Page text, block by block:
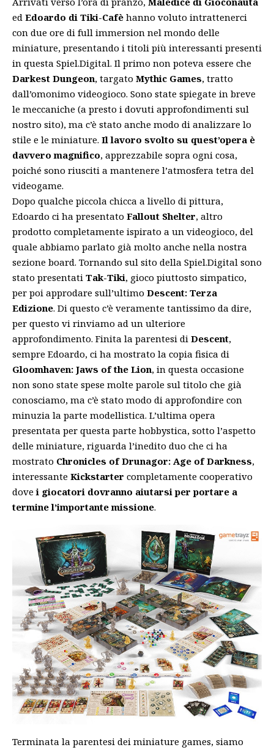
ed Edoardo di Tiki-Cafè hanno voluto intrattenerci
con due ore di full immersion nel mondo delle
miniature, presentando i titoli più interessanti presenti
in questa Spiel.Digital. Il primo non poteva essere che
Darkest Dungeon, targato Mythic Games, tratto
dall’omonimo videogioco. Sono state spiegate in breve
le meccaniche (a presto i dovuti approfondimenti sul
nostro sito), ma c’è stato anche modo di analizzare lo
stile e le miniature. Il lavoro svolto su quest’opera è
davvero magnifico, apprezzabile sopra ogni cosa,
poiché sono riusciti a mantenere l’atmosfera tetra del
videogame.
Dopo qualche piccola chicca a livello di pittura,
Edoardo ci ha presentato Fallout Shelter, altro
prodotto completamente ispirato a un videogioco, del
quale abbiamo parlato già molto anche nella nostra
sezione board. Tornando sul sito della Spiel.Digital sono
stato presentati Tak-Tiki, gioco piuttosto simpatico,
per poi approdare sull’ultimo Descent: Terza
Edizione. Di questo c’è veramente tantissimo da dire,
per questo vi rinviamo ad un ulteriore
approfondimento. Finita la parentesi di Descent,
sempre Edoardo, ci ha mostrato la copia fisica di
Gloomhaven: Jaws of the Lion, in questa occasione
non sono state spese molte parole sul titolo che già
conosciamo, ma c’è stato modo di approfondire con
minuzia la parte modellistica. L’ultima opera
presentata per questa parte hobbystica, sotto l’aspetto
delle miniature, riguarda l’inedito duo che ci ha
mostrato Chronicles of Drunagor: Age of Darkness,
interessante Kickstarter completamente cooperativo
dovei giocatori dovranno aiutarsi per portare a
termine l’importante missione.
Terminata la parentesi dei miniature games, siamo